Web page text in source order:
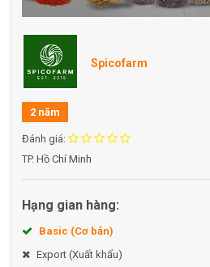
Spicofarm
2 năm
Đánh giá:
TP. Hồ Chí Minh
Hạng gian hàng:
Basic (Cơ bản)
Export (Xuất khẩu)